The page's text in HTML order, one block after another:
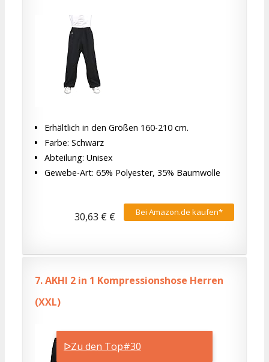
ᐅZu den Top#30
Erhältlich in den Größen 160-210 cm.
Farbe: Schwarz
Abteilung: Unisex
Gewebe-Art: 65% Polyester, 35% Baumwolle
Bei Amazon.de kaufen*
30,63 € €
7.AKHI 2 in 1 Kompressionshose Herren
(XXL)